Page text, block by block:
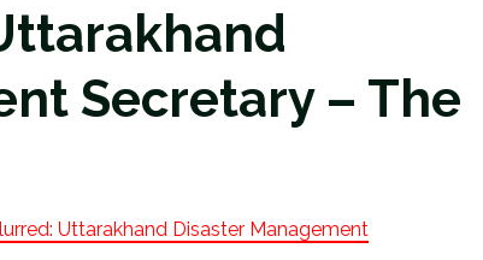
Secretary – The
Uttarakhand Disaster Management